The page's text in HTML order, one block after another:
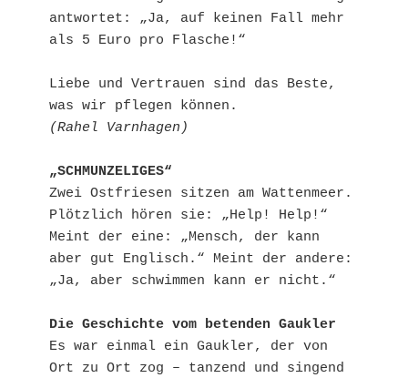
antwortet: „Ja, auf keinen Fall mehr
als 5 Euro pro Flasche!“
Liebe und Vertrauen sind das Beste,
was wir pflegen können.
(Rahel Varnhagen)
„SCHMUNZELIGES“
Zwei Ostfriesen sitzen am Wattenmeer.
Plötzlich hören sie: „Help! Help!“
Meint der eine: „Mensch, der kann
aber gut Englisch.“ Meint der andere:
„Ja, aber schwimmen kann er nicht.“
Die Geschichte vom betenden Gaukler
Es war einmal ein Gaukler, der von
Ort zu Ort zog – tanzend und singend